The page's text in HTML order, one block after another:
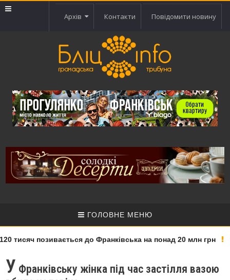
Архів Контакти Повідомити новину
ГОЛОВНЕ МЕНЮ
тисяч позивається до Франківська на понад 20 млн грн
У Франківську жінка під час застілля вазою